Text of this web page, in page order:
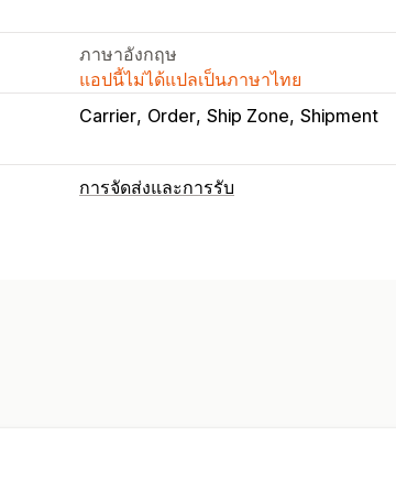
ภาษาอังกฤษ
แอปนี้ไม่ได้แปลเป็นภาษาไทย
Carrier Order Ship Zone Shipment
การจัดส่งและการรับ